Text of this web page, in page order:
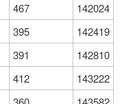
467
142024
395
142419
391
142810
412
143222